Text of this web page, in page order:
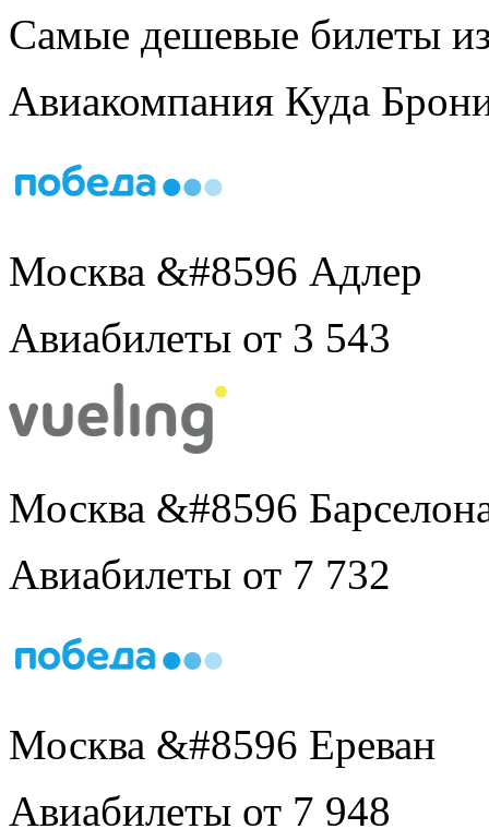
Самые дешевые билеты
Авиакомпания Куда
Москва &#8596 Адлер
Авиабилеты от 3 543
Москва &#8596
Авиабилеты от 7 732
Москва &#8596 Ереван
Авиабилеты от 7 948